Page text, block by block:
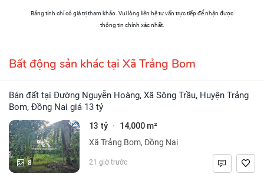
Bảng tính chỉ có giá trị tham khảo. Vui lòng liên hệ tư vấn trực tiếp để nhận được
thông tin chính xác nhất.
Bất động sản khác tại Xã Trảng Bom
Bán đất tại Đường Nguyễn Hoàng, Xã Sông Trầu, Huyện Trảng
Bom, Đồng Nai giá 13 tỷ
8
13 tỷ · 14,000 m²
Xã Trảng Bom, Đồng Nai
21 giờ trước